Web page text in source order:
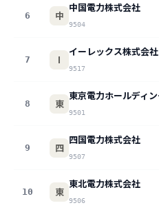
6 中
中国電力株式会社
9504
7 I
イーレックス株式会社
9517
8 東
9501
9 四
四国電力株式会社
9507
10 東
東北電力株式会社
9506